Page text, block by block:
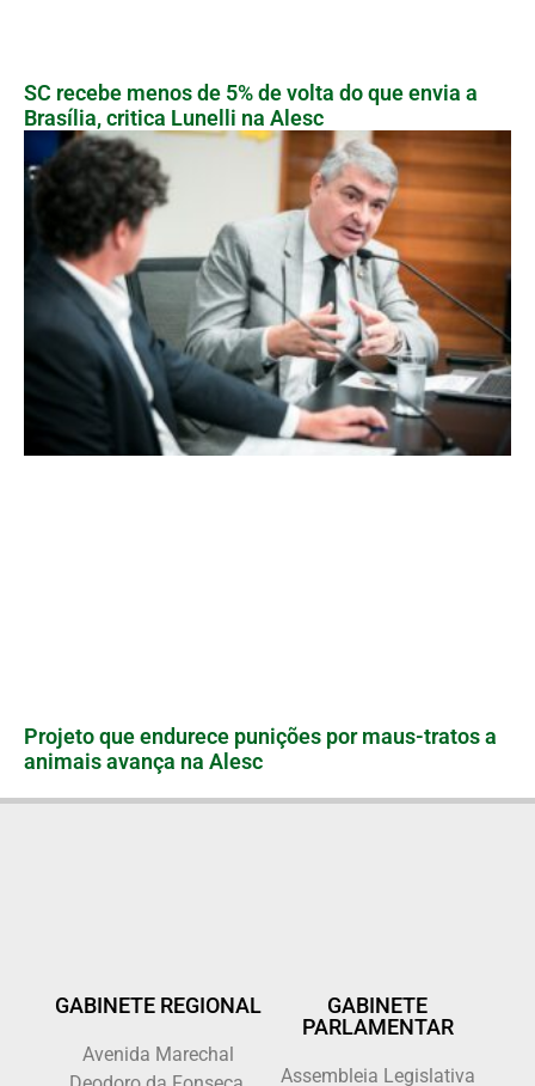
SC recebe menos de 5% de volta do que envia a
Brasília, critica Lunelli na Alesc
Projeto que endurece punições por maus-tratos a
animais avança na Alesc
GABINETE REGIONAL
Avenida Marechal
GABINETE
PARLAMENTAR
Assembleia Legislativa